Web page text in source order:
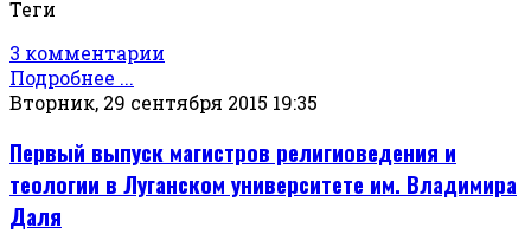
Теги
3 комментарии
Подробнее ...
Вторник, 29 сентября 2015 19:35
Первый выпуск магистров религиоведения и
теологии в Луганском университете им. Владимира
Даля